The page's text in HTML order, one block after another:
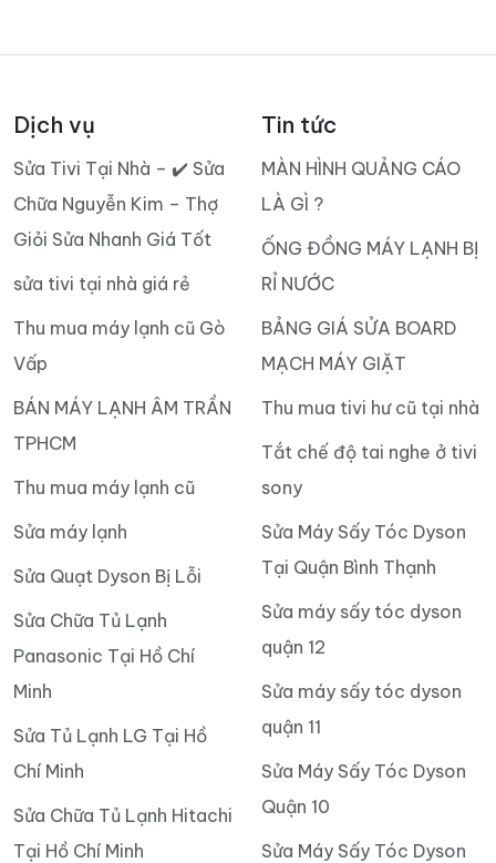
Dịch vụ
Sửa Tivi Tại Nhà – ✔️ Sửa
Chữa Nguyễn Kim – Thợ
Giỏi Sửa Nhanh Giá Tốt
sửa tivi tại nhà giá rẻ
Thu mua máy lạnh cũ Gò
Vấp
BÁN MÁY LẠNH ÂM TRẦN
TPHCM
Thu mua máy lạnh cũ
Sửa máy lạnh
Sửa Quạt Dyson Bị Lỗi
Sửa Chữa Tủ Lạnh
Panasonic Tại Hồ Chí
Minh
Sửa Tủ Lạnh LG Tại Hồ
Chí Minh
Sửa Chữa Tủ Lạnh Hitachi
Tại Hồ Chí Minh
Tin tức
MÀN HÌNH QUẢNG CÁO
LÀ GÌ ?
ỐNG ĐỒNG MÁY LẠNH BỊ
RỈ NƯỚC
BẢNG GIÁ SỬA BOARD
MẠCH MÁY GIẶT
Thu mua tivi hư cũ tại nhà
Tắt chế độ tai nghe ở tivi
sony
Sửa Máy Sấy Tóc Dyson
Tại Quận Bình Thạnh
Sửa máy sấy tóc dyson
quận 12
Sửa máy sấy tóc dyson
quận 11
Sửa Máy Sấy Tóc Dyson
Quận 10
Sửa Máy Sấy Tóc Dyson